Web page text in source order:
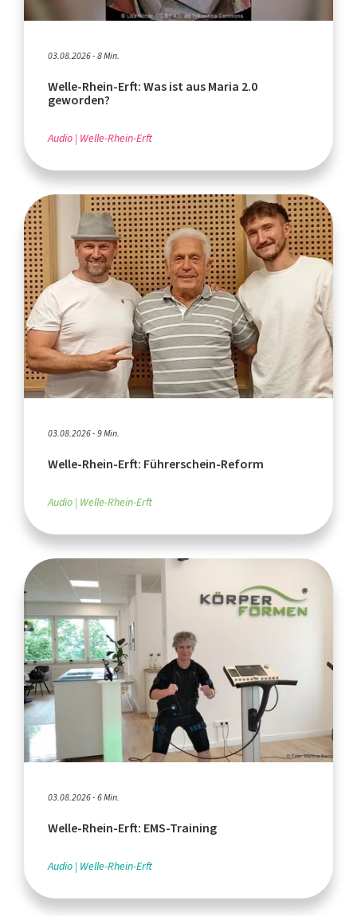
03.08.2026 - 8 Min.
Welle-Rhein-Erft: Was ist aus Maria 2.0
geworden?
Audio Welle-Rhein-Erft
03.08.2026 - 9 Min.
Welle-Rhein-Erft: Führerschein-Reform
Audio Welle-Rhein-Erft
03.08.2026 - 6 Min.
Welle-Rhein-Erft: EMS-Training
Audio Welle-Rhein-Erft